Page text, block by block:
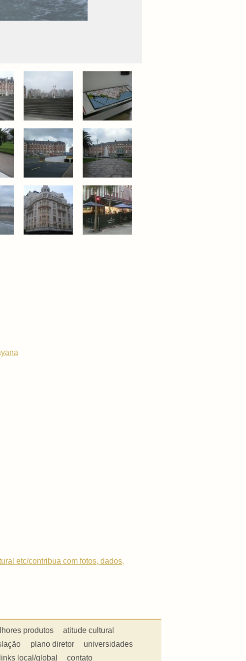
etc/contribua com fotos, dados,
produtos
atitude cultural
plano diretor
universidades
links local/global contato